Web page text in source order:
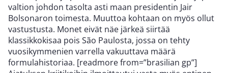
valtion johdon tasolta asti maan presidentin Jair
Bolsonaron toimesta. Muuttoa kohtaan on myös ollut
vastustusta. Monet eivät näe järkeä siirtää
klassikkokisaa pois São Paulosta, jossa on tehty
vuosikymmenien varrella vakuuttava määrä
formulahistoriaa. [readmore from=”brasilian gp”]